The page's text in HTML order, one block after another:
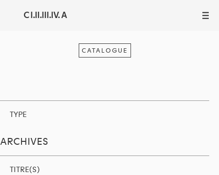
C I.II.III.IV. A III
CATALOGUE
TYPE
ARCHIVES
TITRE(S)